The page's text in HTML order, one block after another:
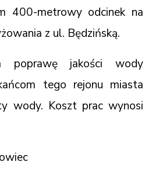
400-metrowy odcinek na
z ul. Będzińską.
poprawę jakości wody
tego rejonu miasta
wody. Koszt prac wynosi